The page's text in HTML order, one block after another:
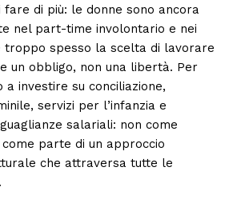
di più: le donne sono ancora
nel part-time involontario e nei
spesso la scelta di lavorare
un obbligo, non una libertà. Per
a investire su conciliazione,
servizi per l’infanzia e
salariali: non come
parte di un approccio
che attraversa tutte le